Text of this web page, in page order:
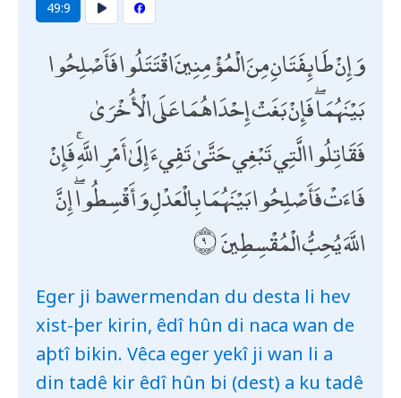
49:9
وَإِنْ طَائِفَتَانِ مِنَ الْمُؤْمِنِينَ اقْتَتَلُوا فَأَصْلِحُوا
بَيْنَهُمَا ۖ فَإِنْ بَغَتْ إِحْدَاهُمَا عَلَى الْأُخْرَىٰ
فَقَاتِلُوا الَّتِي تَبْغِي حَتَّىٰ تَفِيءَ إِلَىٰ أَمْرِ اللَّهِ ۚ فَإِنْ
فَاءَتْ فَأَصْلِحُوا بَيْنَهُمَا بِالْعَدْلِ وَأَقْسِطُوا ۖ إِنَّ
اللَّهَ يُحِبُّ الْمُقْسِطِينَ
Eger ji bawermendan du desta li hev
xist-þer kirin, êdî hûn di naca wan de
aþtî bikin. Vêca eger yekî ji wan li a
din tadê kir êdî hûn bi (dest) a ku tadê